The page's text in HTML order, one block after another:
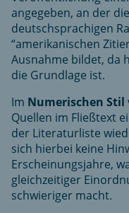
angegeben, an der
deutschsprachigen
“amerikanischen
Ausnahme bildet, da
die Grundlage ist.
Im Numerischen Stil
Quellen im Fließtext
der Literaturliste
sich hierbei keine
Erscheinungsjahre,
gleichzeitiger
schwieriger macht.